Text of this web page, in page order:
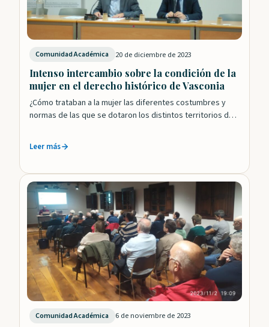
Comunidad Académica 20 de diciembre de 2023
Intenso intercambio sobre la condición de la
mujer en el derecho histórico de Vasconia
¿Cómo trataban a la mujer las diferentes costumbres y
normas de las que se dotaron los distintos territorios de
Leer más
Comunidad Académica 6 de noviembre de 2023